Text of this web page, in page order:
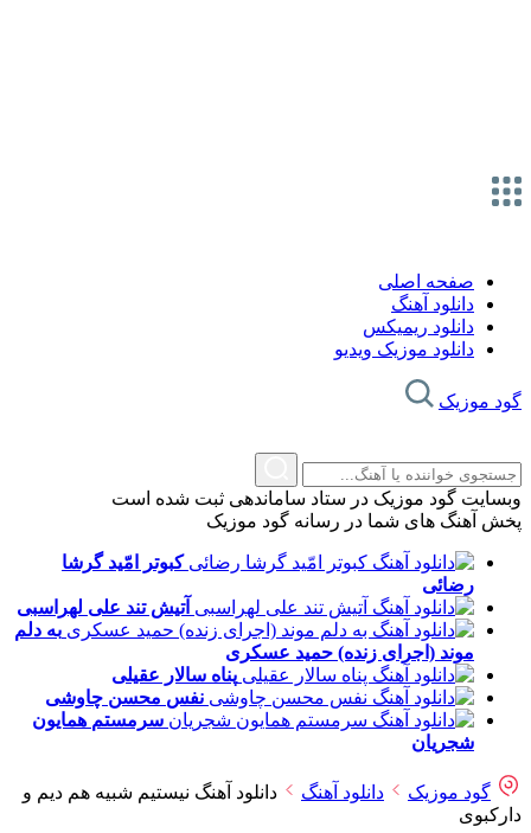
صفحه اصلی
دانلود آهنگ
دانلود ریمیکس
دانلود موزیک ویدیو
گود موزیک
وبسایت گود موزیک در ستاد ساماندهی ثبت شده است
پخش آهنگ های شما در رسانه گود موزیک
کبوتر امّید گرشا
رضائی
آتیش تند علی لهراسبی
به دلم
موند (اجرای زنده) حمید عسکری
پناه سالار عقیلی
نفس محسن چاوشی
سرمستم همایون
شجریان
گود موزیک دانلود آهنگ
دانلود آهنگ نیستیم شبیه هم دیم و
دارکبوی